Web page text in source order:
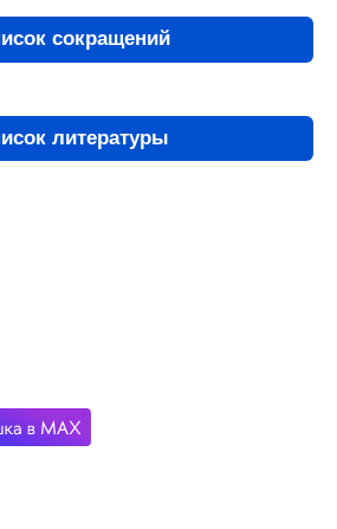
сокращений
литературы